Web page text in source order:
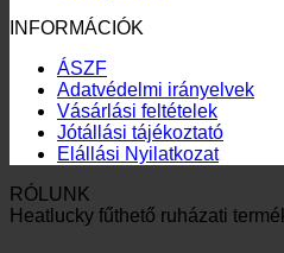
INFORMÁCIÓK
ÁSZF
Adatvédelmi irányelvek
Vásárlási feltételek
Jótállási tájékoztató
Elállási Nyilatkozat
RÓLUNK
Heatlucky fűthető ruházati